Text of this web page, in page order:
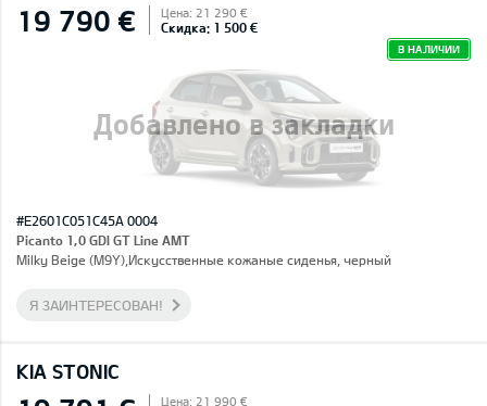
Добавлено в закладки
19 790 € Цена: 21 290 €
Скидка: 1 500 €
В НАЛИЧИИ
#E2601C051C45A 0004
Picanto 1,0 GDI GT Line AMT
Milky Beige (M9Y),Искусственные кожаные сиденья, черный
Я ЗАИНТЕРЕСОВАН!
KIA STONIC
Цена: 21 990 €